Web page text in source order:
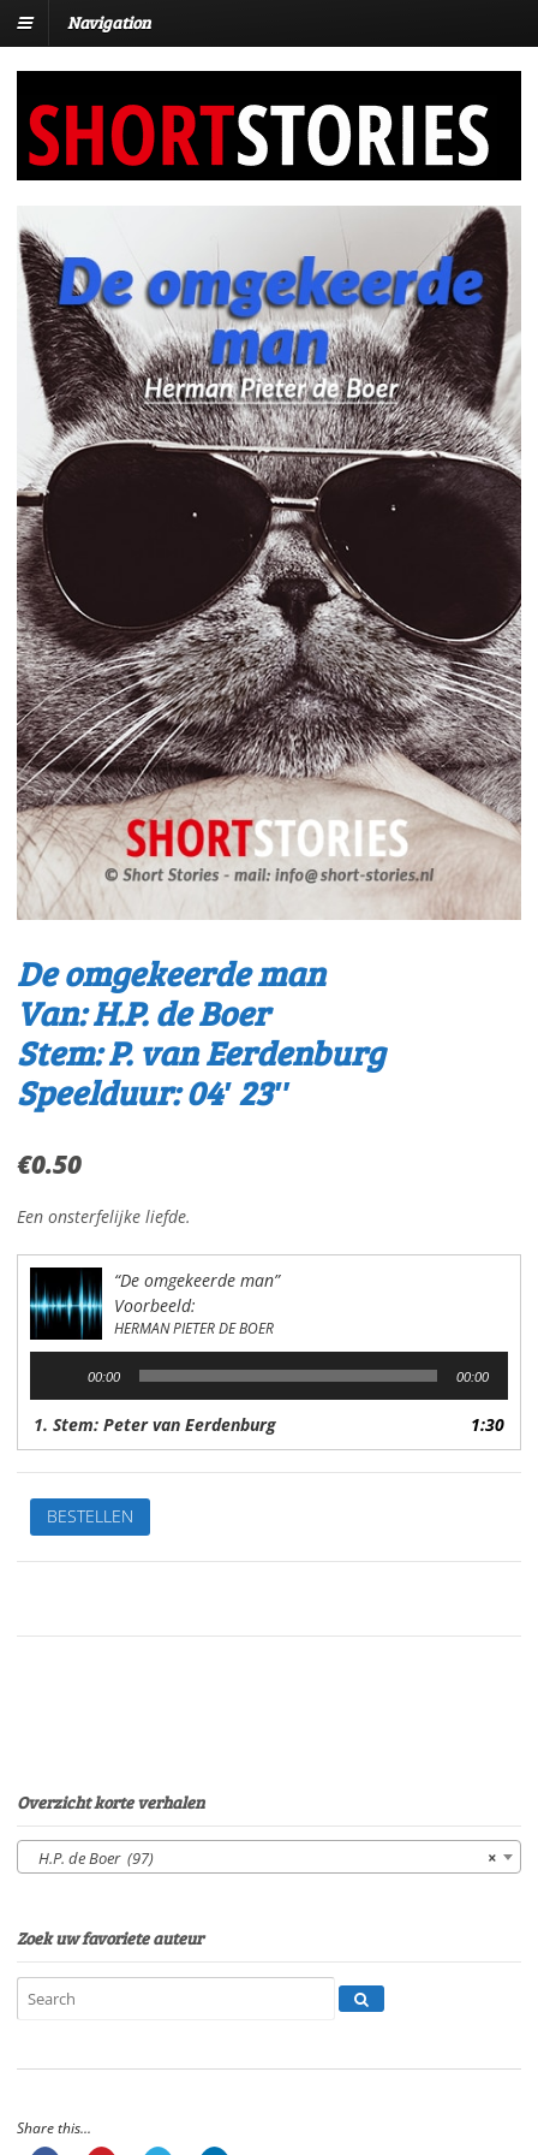
Navigation
De omgekeerde man
Van: H.P. de Boer
Stem: P. van Eerdenburg
Speelduur: 04′ 23″
€0.50
Een onsterfelijke liefde.
“De omgekeerde man”
Voorbeeld:
HERMAN PIETER DE BOER
00:00 00:00
1. Stem: Peter van Eerdenburg 1:30
De
omgekeerde
manVan:
BoerStem:
BESTELLEN
Overzicht korte verhalen
×
H.P. de Boer (97)
Zoek uw favoriete auteur
Share this...